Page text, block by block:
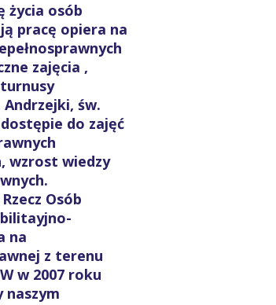
życia osób
pracę opiera na
zajęcia ,
św.
do zajęć
wzrost wiedzy
Osób
na
z terenu
w 2007 roku
naszym